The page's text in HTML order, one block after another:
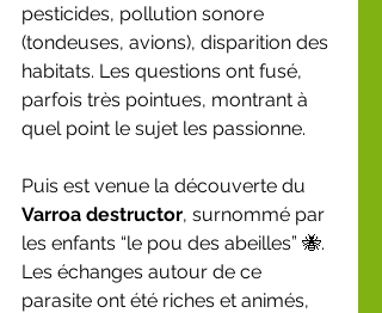
pesticides, pollution sonore
(tondeuses, avions), disparition des
habitats. Les questions ont fusé,
parfois très pointues, montrant à
quel point le sujet les passionne.
Puis est venue la découverte du
Varroa destructor, surnommé par
les enfants “le pou des abeilles” 🐝.
Les échanges autour de ce
parasite ont été riches et animés,